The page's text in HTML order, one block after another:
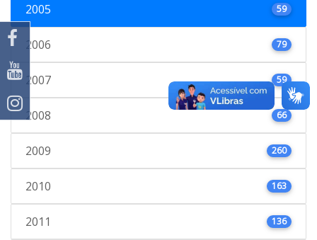
2005 59
2006 79
2007 59
2008 66
2009 260
2010 163
2011 136